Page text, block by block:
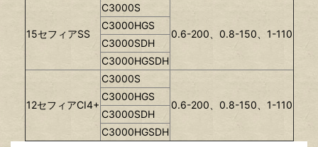
15セフィアSS
C3000S
0.6-200、0.8-150、1-110
C3000HGS
C3000SDH
C3000HGSDH
12セフィアCI4+
C3000S
0.6-200、0.8-150、1-110
C3000HGS
C3000SDH
C3000HGSDH